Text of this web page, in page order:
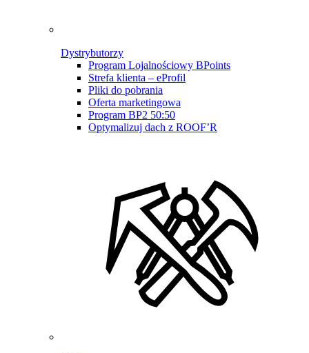
Dystrybutorzy
Program Lojalnościowy BPoints
Strefa klienta – eProfil
Pliki do pobrania
Oferta marketingowa
Program BP2 50:50
Optymalizuj dach z ROOF’R